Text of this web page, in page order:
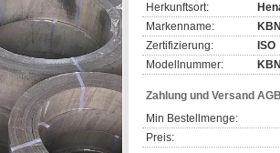
Herkunftsort:
Markenname:
KBN
Zertifizierung:
ISO
Modellnummer:
Zahlung und Versand
Min Bestellmenge:
Preis: